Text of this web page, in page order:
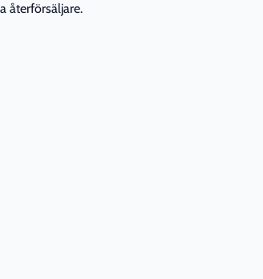
återförsäljare.